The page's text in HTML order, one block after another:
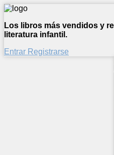
Los libros más vendidos y
literatura infantil.
Entrar Registrarse